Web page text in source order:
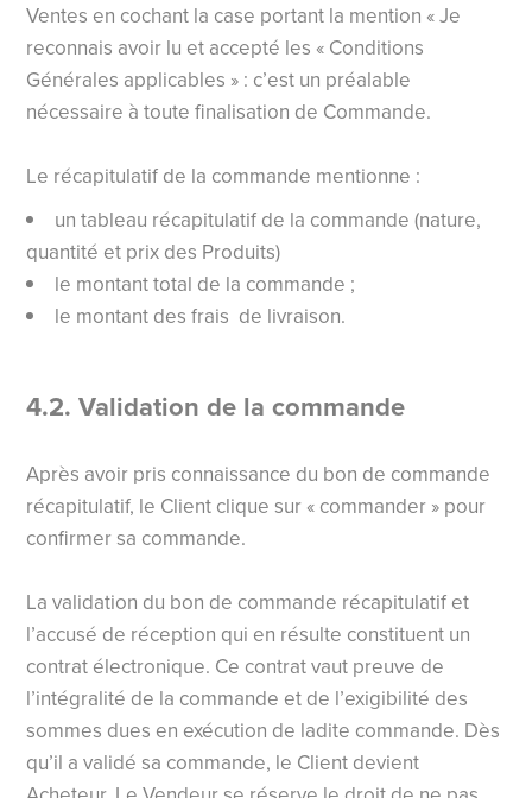
Ventes en cochant la case portant la mention « Je
reconnais avoir lu et accepté les « Conditions
Générales applicables » : c’est un préalable
nécessaire à toute finalisation de Commande.
Le récapitulatif de la commande mentionne :
un tableau récapitulatif de la commande (nature,
quantité et prix des Produits)
le montant total de la commande ;
le montant des frais de livraison.
4.2. Validation de la commande
Après avoir pris connaissance du bon de commande
récapitulatif, le Client clique sur « commander » pour
confirmer sa commande.
La validation du bon de commande récapitulatif et
l’accusé de réception qui en résulte constituent un
contrat électronique. Ce contrat vaut preuve de
l’intégralité de la commande et de l’exigibilité des
sommes dues en exécution de ladite commande. Dès
qu’il a validé sa commande, le Client devient